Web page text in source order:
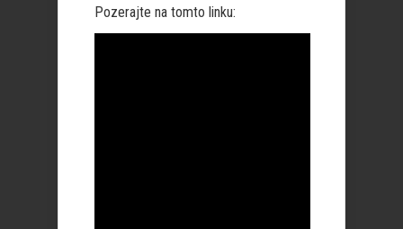
Pozerajte na tomto linku: